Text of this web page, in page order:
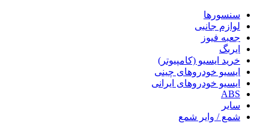
سنسورها
لوازم جانبی
جعبه فیوز
ایربگ
خرید ایسیو (کامپیوتر)
ایسیو خودروهای چینی
ایسیو خودروهای ایرانی
ABS
سایر
شمع / وایر شمع